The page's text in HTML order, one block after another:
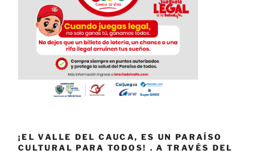
¡EL VALLE DEL CAUCA, ES UN PARAÍSO
CULTURAL PARA TODOS! . A TRAVÉS DEL